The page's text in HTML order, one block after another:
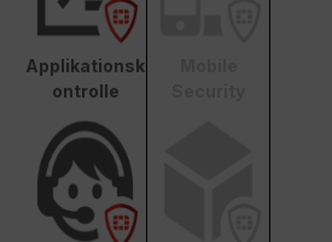
Applikationsk
ontrolle